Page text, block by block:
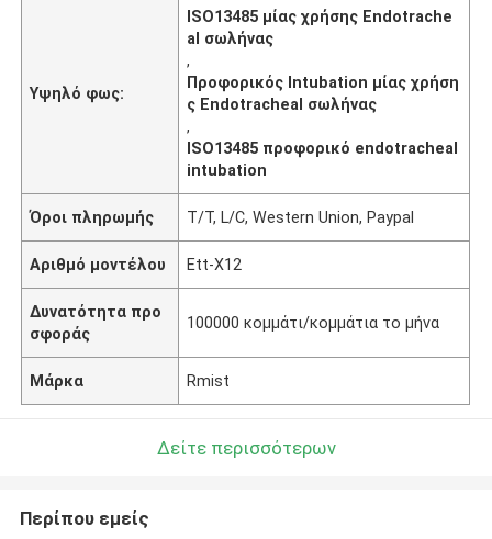
Υψηλό φως:
ISO13485 μίας χρήσης Endotrache
al σωλήνας
,
Προφορικός Intubation μίας χρήση
ς Endotracheal σωλήνας
,
ISO13485 προφορικό endotracheal
intubation
Όροι πληρωμής T/T, L/C, Western Union, Paypal
Αριθμό μοντέλου Ett-X12
Δυνατότητα προ
σφοράς
100000 κομμάτι/κομμάτια το μήνα
Μάρκα Rmist
Δείτε περισσότερων
Περίπου εμείς